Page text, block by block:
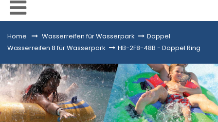
Home &gt;Wasserreifen für Wasserpark > Doppel
Wasserreifen 8 für Wasserpark > HB-2F8-48B - Doppel Ring